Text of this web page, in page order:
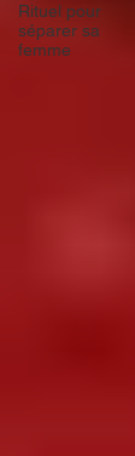
Rituel pour
séparer sa
femme